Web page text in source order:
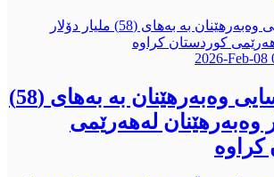
2026-Feb-08
بەهۆی یاسایی وەبەرهێنان بە بەهای (58)
وەبەرهێنان لەهەرێمی
كراوە